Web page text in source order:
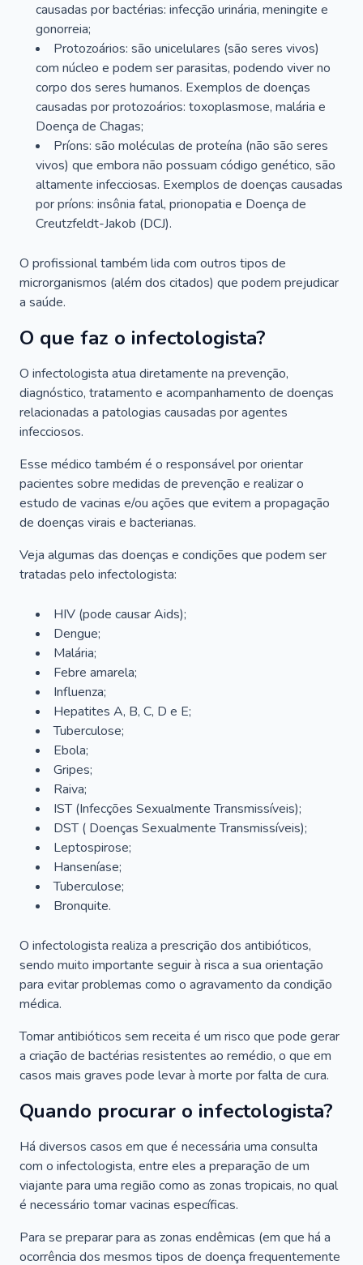
causadas por bactérias: infecção urinária, meningite e
gonorreia;
Protozoários: são unicelulares (são seres vivos)
com núcleo e podem ser parasitas, podendo viver no
corpo dos seres humanos. Exemplos de doenças
causadas por protozoários: toxoplasmose, malária e
Doença de Chagas;
Príons: são moléculas de proteína (não são seres
vivos) que embora não possuam código genético, são
altamente infecciosas. Exemplos de doenças causadas
por príons: insônia fatal, prionopatia e Doença de
Creutzfeldt-Jakob (DCJ).
O profissional também lida com outros tipos de
microrganismos (além dos citados) que podem prejudicar
a saúde.
O que faz o infectologista?
O infectologista atua diretamente na prevenção,
diagnóstico, tratamento e acompanhamento de doenças
relacionadas a patologias causadas por agentes
infecciosos.
Esse médico também é o responsável por orientar
pacientes sobre medidas de prevenção e realizar o
estudo de vacinas e/ou ações que evitem a propagação
de doenças virais e bacterianas.
Veja algumas das doenças e condições que podem ser
tratadas pelo infectologista:
HIV (pode causar Aids);
Dengue;
Malária;
Febre amarela;
Influenza;
Hepatites A, B, C, D e E;
Tuberculose;
Ebola;
Gripes;
Raiva;
IST (Infecções Sexualmente Transmissíveis);
DST ( Doenças Sexualmente Transmissíveis);
Leptospirose;
Hanseníase;
Tuberculose;
Bronquite.
O infectologista realiza a prescrição dos antibióticos,
sendo muito importante seguir à risca a sua orientação
para evitar problemas como o agravamento da condição
médica.
Tomar antibióticos sem receita é um risco que pode gerar
a criação de bactérias resistentes ao remédio, o que em
casos mais graves pode levar à morte por falta de cura.
Quando procurar o infectologista?
Há diversos casos em que é necessária uma consulta
com o infectologista, entre eles a preparação de um
viajante para uma região como as zonas tropicais, no qual
é necessário tomar vacinas específicas.
Para se preparar para as zonas endêmicas (em que há a
ocorrência dos mesmos tipos de doença frequentemente